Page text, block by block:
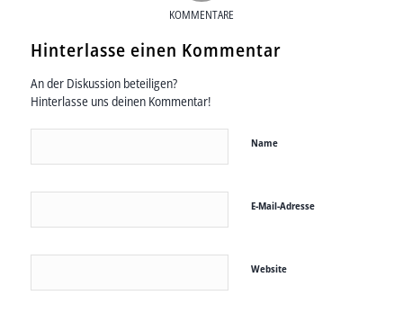
KOMMENTARE
Hinterlasse einen Kommentar
An der Diskussion beteiligen?
Hinterlasse uns deinen Kommentar!
Name
E-Mail-Adresse
Website